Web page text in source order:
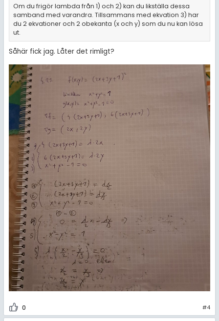
Om du frigör lambda från 1) och 2) kan du likställa dessa
samband med varandra. Tillsammans med ekvation 3) har
du 2 ekvationer och 2 obekanta (x och y) som du nu kan lösa
ut.
Såhär fick jag. Låter det rimligt?
0 #4